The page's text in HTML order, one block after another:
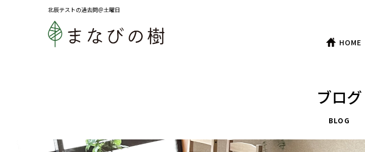
北辰テストの過去問＠土曜日
HOME
ブログ
BLOG